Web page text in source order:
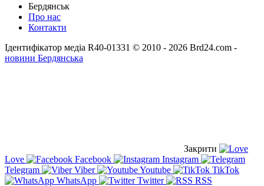
Бердянськ
Про нас
Контакти
Ідентифікатор медіа R40-01331 © 2010 - 2026 Brd24.com -
новини Бердянська
Закрити
Love
Facebook
Instagram
Telegram
Viber Youtube
TikTok
WhatsApp
Twitter RSS